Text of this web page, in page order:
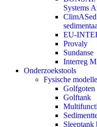
Systems
ClimASed
EU-
Provaly
Sundanse
Interreg
Onderzoekstools
Fysische
Golfgoten
Golftank